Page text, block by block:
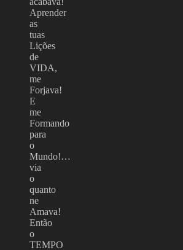
Aprender
as
tuas
Lições
de
VIDA,
me
Forjava!
E
me
Formando
para
o
Mundo!…
via
o
quanto
ne
Amava!
Então
o
TEMPO